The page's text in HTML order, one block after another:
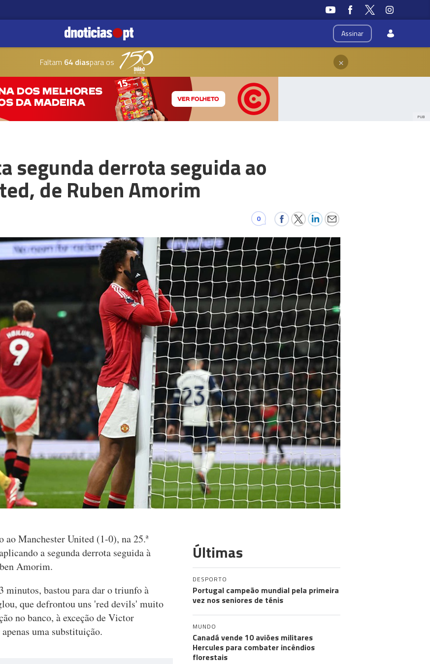
Assinar
Faltam 64 diaspara os ×
PUB
segunda derrota seguida ao
de Ruben Amorim
0
ao Manchester United (1-0), na 25.ª
a segunda derrota seguida à
Amorim.
minutos, bastou para dar o triunfo à
que defrontou uns 'red devils' muito
no banco, à exceção de Victor
uma substituição.
Últimas
DESPORTO
Portugal campeão mundial pela primeira
vez nos seniores de ténis
MUNDO
Canadá vende 10 aviões militares
Hercules para combater incêndios
florestais